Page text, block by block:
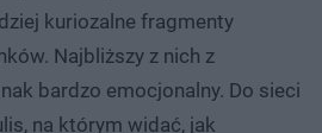
kuriozalne fragmenty
Najbliższy z nich z
bardzo emocjonalny. Do sieci
na którym widać, jak